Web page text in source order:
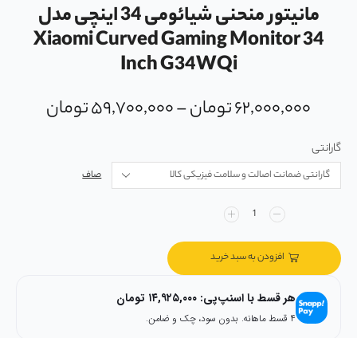
مانیتور منحنی شیائومی 34 اینچی مدل
Xiaomi Curved Gaming Monitor 34
Inch G34WQi
۶۲,۰۰۰,۰۰۰تومان–۵۹,۷۰۰,۰۰۰تومان
گارانتی
صاف
افزودن به سبد خرید
هر قسط با اسنپ‌پی: ۱۴,۹۲۵,۰۰۰ تومان
۴ قسط ماهانه. بدون سود، چک و ضامن.